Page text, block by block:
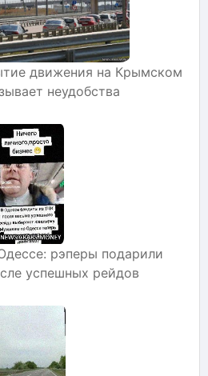
движения на Крымском
неудобства
рэперы подарили
успешных рейдов